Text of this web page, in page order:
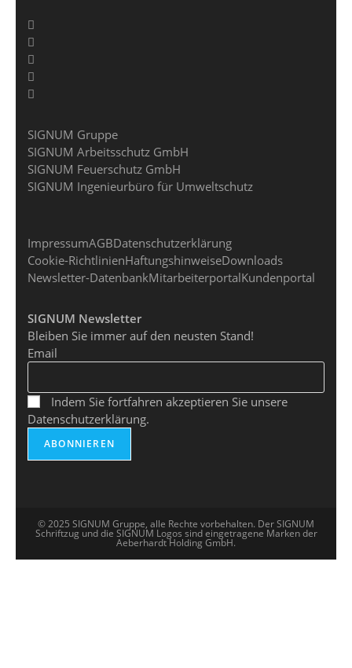
SIGNUM Gruppe
SIGNUM Arbeitsschutz GmbH
SIGNUM Feuerschutz GmbH
SIGNUM Ingenieurbüro für Umweltschutz
ImpressumAGBDatenschutzerklärung
Cookie-RichtlinienHaftungshinweiseDownloads
Newsletter-DatenbankMitarbeiterportalKundenportal
SIGNUM Newsletter
Bleiben Sie immer auf den neusten Stand!
Email
Indem Sie fortfahren akzeptieren Sie unsere
Datenschutzerklärung.
© 2025 SIGNUM Gruppe, alle Rechte vorbehalten. Der SIGNUM
Schriftzug und die SIGNUM Logos sind eingetragene Marken der
Aeberhardt Holding GmbH.